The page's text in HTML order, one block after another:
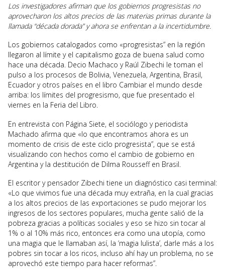
Los investigadores afirman que los gobiernos progresistas no
aprovecharon los altos precios de las materias primas durante la
llamada “década dorada” y ahora se enfrentan a la incertidumbre.
Los gobiernos catalogados como «progresistas” en la región
llegaron al límite y el capitalismo goza de buena salud como
hace una década. Decio Machaco y Raúl Zibechi le toman el
pulso a los procesos de Bolivia, Venezuela, Argentina, Brasil,
Ecuador y otros países en el libro Cambiar el mundo desde
arriba: los límites del progresismo, que fue presentado el
viernes en la Feria del Libro.
En entrevista con Página Siete, el sociólogo y periodista
Machado afirma que «lo que encontramos ahora es un
momento de crisis de este ciclo progresista”, que se está
visualizando con hechos como el cambio de gobierno en
Argentina y la destitución de Dilma Rousseff en Brasil.
El escritor y pensador Zibechi tiene un diagnóstico casi terminal:
«Lo que vivimos fue una década muy extraña, en la cual gracias
a los altos precios de las exportaciones se pudo mejorar los
ingresos de los sectores populares, mucha gente salió de la
pobreza gracias a políticas sociales y eso se hizo sin tocar al
1% o al 10% más rico, entonces era como una utopía, como
una magia que le llamaban así, la ‘magia lulista’, darle más a los
pobres sin tocar a los ricos, incluso ahí hay un problema, no se
aprovechó este tiempo para hacer reformas”.